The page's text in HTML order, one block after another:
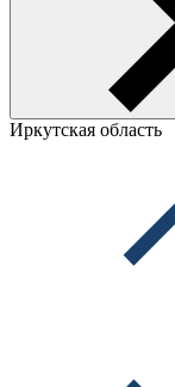
Иркутская область